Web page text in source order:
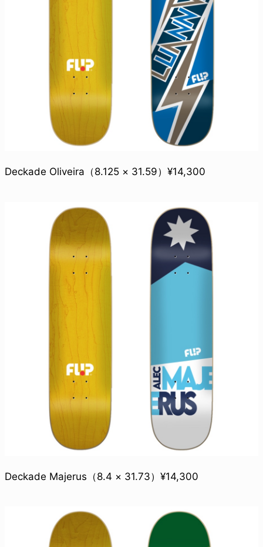
Deckade Oliveira（8.125 × 31.59）¥14,300
Deckade Majerus（8.4 × 31.73）¥14,300